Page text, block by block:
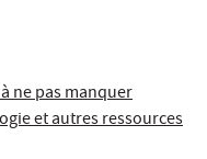
ne pas manquer
et autres ressources